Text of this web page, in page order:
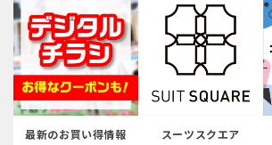
最新のお買い得情報
スーツスクエア